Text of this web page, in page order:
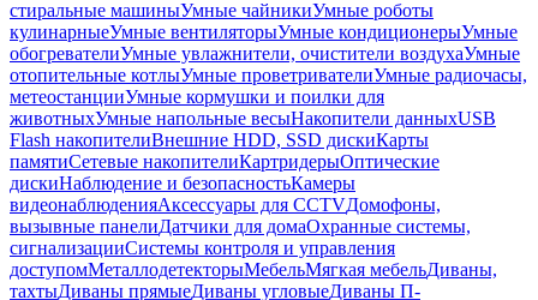
стиральные машиныУмные чайникиУмные роботы
кулинарныеУмные вентиляторыУмные кондиционерыУмные
обогревателиУмные увлажнители, очистители воздухаУмные
отопительные котлыУмные проветривателиУмные радиочасы,
метеостанцииУмные кормушки и поилки для
животныхУмные напольные весыНакопители данныхUSB
Flash накопителиВнешние HDD, SSD дискиКарты
памятиСетевые накопителиКартридерыОптические
дискиНаблюдение и безопасностьКамеры
видеонаблюденияАксессуары для CCTVДомофоны,
вызывные панелиДатчики для домаОхранные системы,
сигнализацииСистемы контроля и управления
доступомМеталлодетекторыМебельМягкая мебельДиваны,
тахтыДиваны прямыеДиваны угловыеДиваны П-